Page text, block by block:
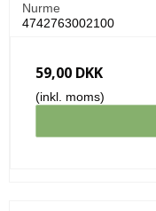
Nurme
4742763002100
59,00 DKK
(inkl. moms)